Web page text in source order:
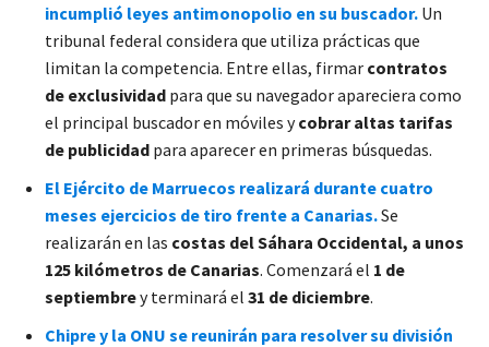
incumplió leyes antimonopolio en su buscador. Un
tribunal federal considera que utiliza prácticas que
limitan la competencia. Entre ellas, firmar contratos
de exclusividad para que su navegador apareciera como
el principal buscador en móviles ycobrar altas tarifas
de publicidad para aparecer en primeras búsquedas.
El Ejército de Marruecos realizará durante cuatro
meses ejercicios de tiro frente a Canarias.Se
realizarán en las costas del Sáhara Occidental, a unos
125 kilómetros de Canarias. Comenzará el 1 de
septiembrey terminará el 31 de diciembre.
Chipre y la ONU se reunirán para resolver su división